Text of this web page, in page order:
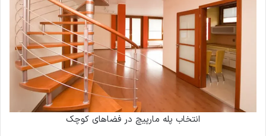
انتخاب پله مارپیچ در فضاهای کوچک